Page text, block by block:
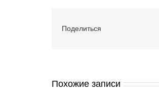
Поделиться
Похожие записи